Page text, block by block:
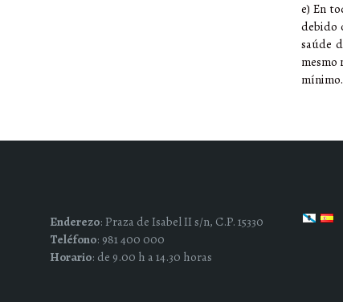
e) En
debido
saúde
mesmo
mínimo.
Enderezo: Praza de Isabel II s/n, C.P. 15330
Teléfono: 981 400 000
Horario: de 9.00 h a 14.30 horas